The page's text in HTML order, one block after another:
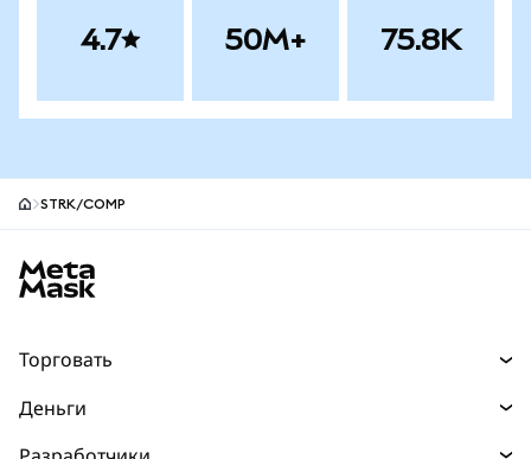
4.7 50M+ 75.8K
STRK/COMP
Торговать
Деньги